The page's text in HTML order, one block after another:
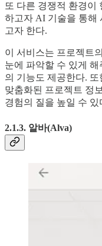
또 다른 경쟁적 환경이
하고자 AI 기술을 통해
고자 한다.
이 서비스는 프로젝트
눈에 파악할 수 있게 해
의 기능도 제공한다.
맞춤화된 프로젝트 정
경험의 질을 높일 수 있
2.1.3. 알바(Alva)